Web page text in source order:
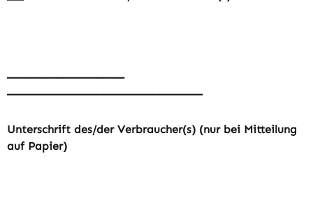
_____________________
___________________________________
Unterschrift des/der Verbraucher(s) (nur bei Mitteilung
auf Papier)